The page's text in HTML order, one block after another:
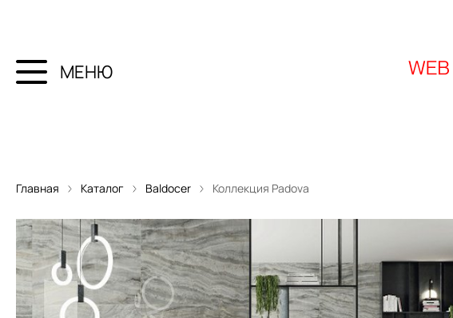
МЕНЮ
Главная Каталог Baldocer Коллекция Padova